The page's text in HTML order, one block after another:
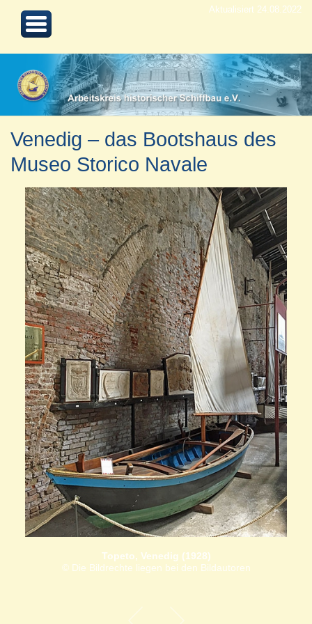
Aktualisiert 24.08.2022
Venedig – das Bootshaus des
Museo Storico Navale
Topeto, Venedig (1928)
© Die Bildrechte liegen bei den Bildautoren